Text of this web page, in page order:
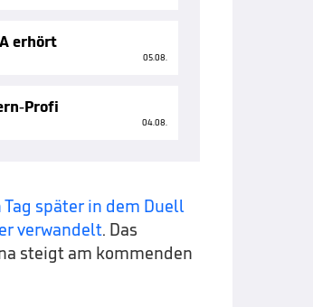
erhört
05.08.
Profi
04.08.
später in dem Duell
verwandelt. Das
steigt am kommenden